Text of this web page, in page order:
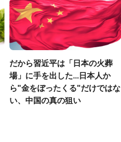
だから習近平は「日本の火葬
場」に手を出した...日本人か
ら"金をぼったくる"だけではな
い、中国の真の狙い